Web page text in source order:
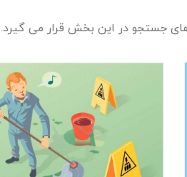
جستجو در این بخش قرار می گیرد.